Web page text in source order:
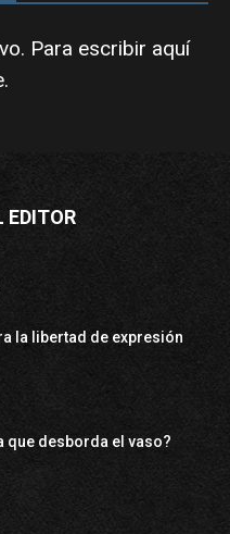
Para escribir aquí
.
EDITOR
la libertad de expresión
que desborda el vaso?